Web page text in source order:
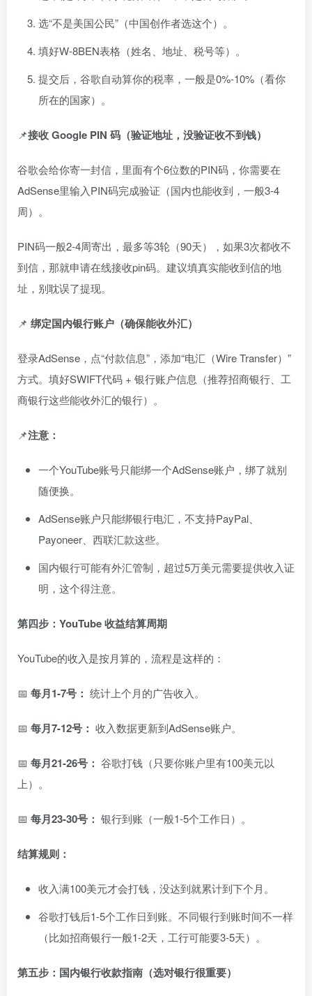
选“不是美国公民”（中国创作者选这个）。
填好W-8BEN表格（姓名、地址、税号等）。
提交后，谷歌自动算你的税率，一般是0%-10%（看你
所在的国家）。
📌接收 Google PIN 码（验证地址，没验证收不到钱）
谷歌会给你寄一封信，里面有个6位数的PIN码，你需要在
AdSense里输入PIN码完成验证（国内也能收到，一般3-4
周）。
PIN码一般2-4周寄出，最多等3轮（90天），如果3次都收不
到信，那就申请在线接收pin码。建议填真实能收到信的地
址，别耽误了提现。
📌 绑定国内银行账户（确保能收外汇）
登录AdSense，点“付款信息”，添加“电汇（Wire Transfer）”
方式。填好SWIFT代码 + 银行账户信息（推荐招商银行、工
商银行这些能收外汇的银行）。
📌注意：
一个YouTube账号只能绑一个AdSense账户，绑了就别
随便换。
AdSense账户只能绑银行电汇，不支持PayPal、
Payoneer、西联汇款这些。
国内银行可能有外汇管制，超过5万美元需要提供收入证
明，这个得注意。
第四步：YouTube 收益结算周期
YouTube的收入是按月算的，流程是这样的：
📅 每月1-7号： 统计上个月的广告收入。
📅 每月7-12号： 收入数据更新到AdSense账户。
📅 每月21-26号： 谷歌打钱（只要你账户里有100美元以
上）。
📅 每月23-30号： 银行到账（一般1-5个工作日）。
结算规则：
收入满100美元才会打钱，没达到就累计到下个月。
谷歌打钱后1-5个工作日到账。不同银行到账时间不一样
（比如招商银行一般1-2天，工行可能要3-5天）。
第五步：国内银行收款指南（选对银行很重要）